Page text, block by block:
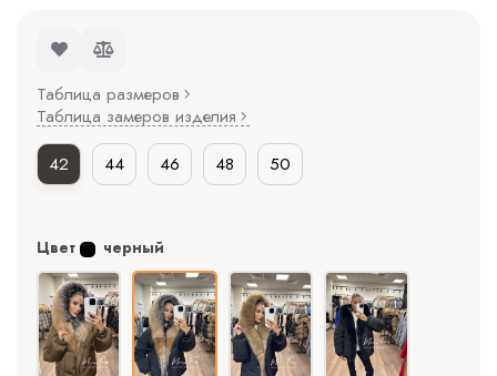
Таблица размеров
Таблица замеров изделия
42
44 46 48 50
Цвет черный